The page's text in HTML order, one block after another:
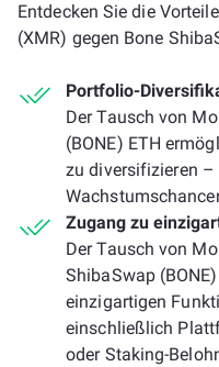
Entdecken Sie die
(XMR) gegen Bone
Portfolio-
Der Tausch von
(BONE) ETH
zu diversifizieren –
Zugang zu
Der Tausch von
ShibaSwap
einzigartigen
einschließlich
oder Staking-